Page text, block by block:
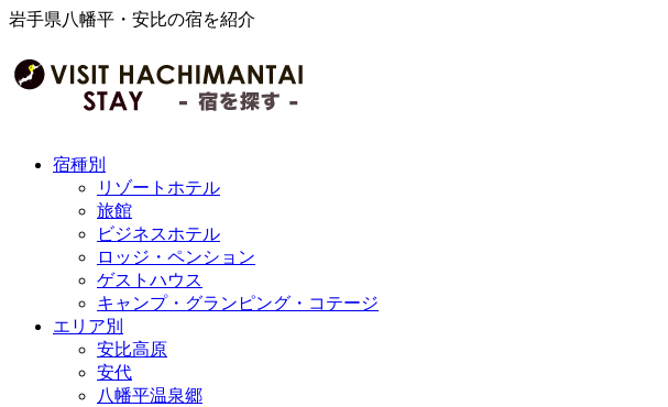
岩手県八幡平・安比の宿を紹介
宿種別
リゾートホテル
旅館
ビジネスホテル
ロッジ・ペンション
ゲストハウス
キャンプ・グランピング・コテージ
エリア別
安比高原
安代
八幡平温泉郷